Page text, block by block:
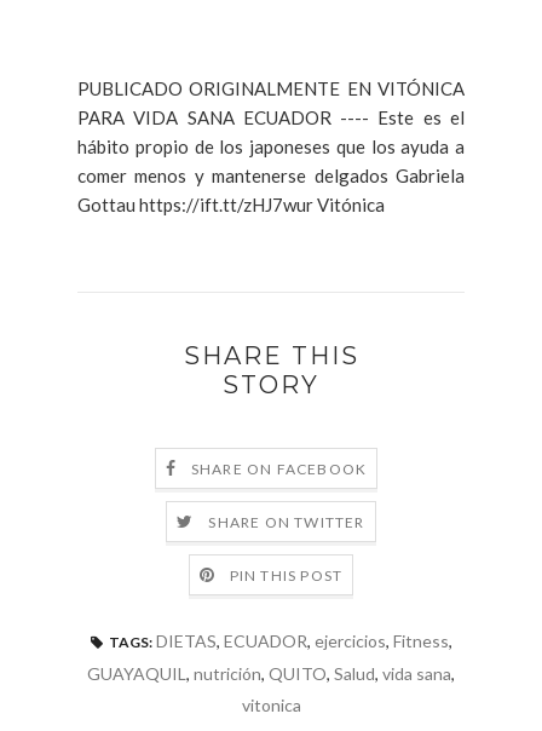
PUBLICADO ORIGINALMENTE EN VITÓNICA
PARA VIDA SANA ECUADOR ---- Este es el
hábito propio de los japoneses que los ayuda a
comer menos y mantenerse delgados Gabriela
Gottau https://ift.tt/zHJ7wur Vitónica
SHARE THIS
STORY
SHARE ON FACEBOOK
SHARE ON TWITTER
PIN THIS POST
TAGS: DIETAS, ECUADOR, ejercicios, Fitness,
GUAYAQUIL , nutrición, QUITO, Salud, vida sana,
vitonica